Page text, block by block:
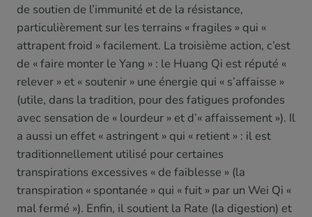
de soutien de l’immunité et de la résistance,
particulièrement sur les terrains « fragiles » qui «
attrapent froid » facilement. La troisième action, c’est
de « faire monter le Yang » : le Huang Qi est réputé «
relever » et « soutenir » une énergie qui « s’affaisse »
(utile, dans la tradition, pour des fatigues profondes
avec sensation de « lourdeur » et d’« affaissement »). Il
a aussi un effet « astringent » qui « retient » : il est
traditionnellement utilisé pour certaines
transpirations excessives « de faiblesse » (la
transpiration « spontanée » qui « fuit » par un Wei Qi «
mal fermé »). Enfin, il soutient la Rate (la digestion) et